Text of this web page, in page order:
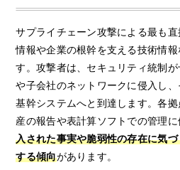
サプライチェーン攻撃による最も
情報や企業の根幹を支える技術情
す。攻撃者は、セキュリティ統制
や子会社のネットワークに侵入し
基幹システムへと到達します。各
産の報告や表計算ソフトでの管理に
入された事実や脆弱性の存在に気
する傾向があります。